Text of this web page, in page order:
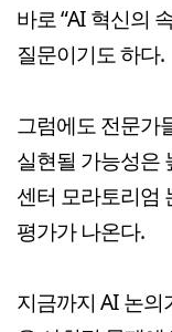
바로 “AI 혁신의
질문이기도 하다.
그럼에도 전문가
실현될 가능성은
센터 모라토리엄
평가가 나온다.
지금까지 AI 논의